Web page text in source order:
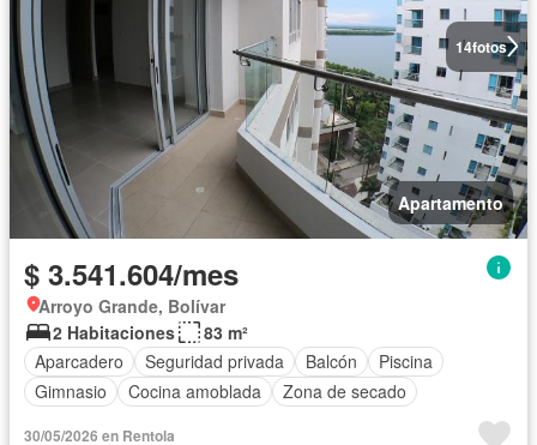
14fotos
Apartamento
$ 3.541.604/mes
Arroyo Grande, Bolívar
2 Habitaciones
83 m²
Aparcadero
Seguridad privada Balcón
Piscina
Gimnasio
Cocina amoblada Zona de secado
30/05/2026 en Rentola